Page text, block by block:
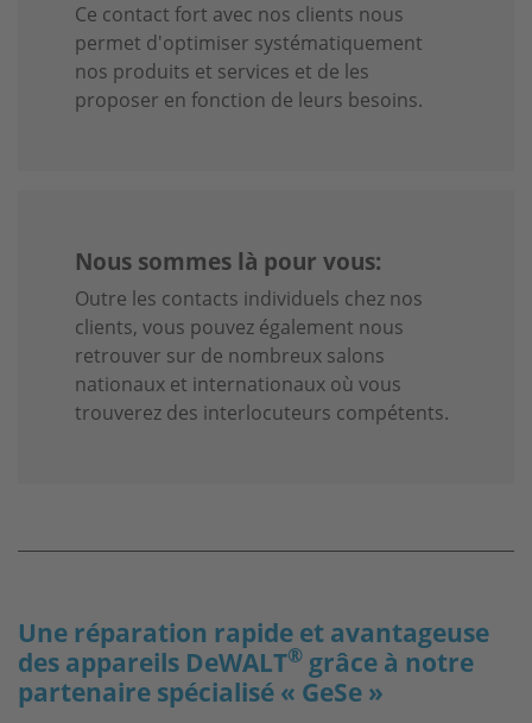
Ce contact fort avec nos clients nous
permet d'optimiser systématiquement
nos produits et services et de les
proposer en fonction de leurs besoins.
Nous sommes là pour vous:
Outre les contacts individuels chez nos
clients, vous pouvez également nous
retrouver sur de nombreux salons
nationaux et internationaux où vous
trouverez des interlocuteurs compétents.
Une réparation rapide et avantageuse
des appareils DeWALT® grâce à notre
partenaire spécialisé « GeSe »